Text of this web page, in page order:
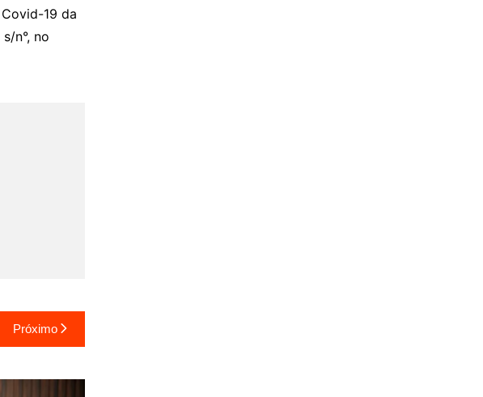
19 da
n°, no
Próximo